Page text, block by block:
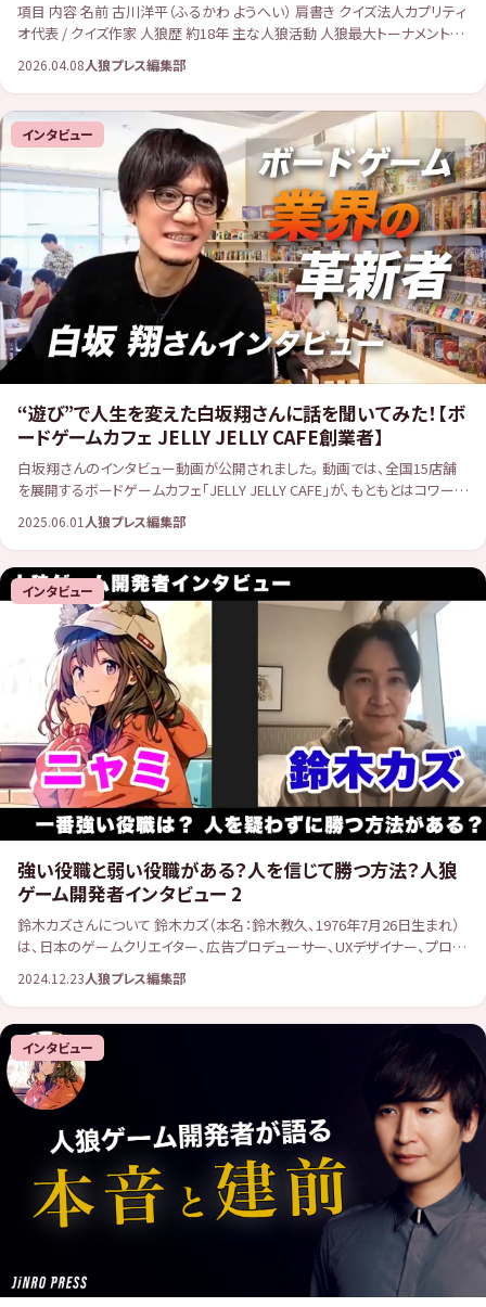
項目 内容 名前 古川洋平（ふるかわ ようへい） 肩書き クイズ法人カプリティ
オ代表 / クイズ作家 人狼歴 約18年 主な人狼活動 人狼最大トーナメント、
人狼クロスノーツ（審査員長）、ガチ狼、おさかな人狼、他 YouT […]
2026.04.08人狼プレス編集部
インタビュー
“遊び”で人生を変えた白坂翔さんに話を聞いてみた！【ボ
ードゲームカフェ JELLY JELLY CAFE創業者】
白坂翔さんのインタビュー動画が公開されました。 動画では、全国15店舗
を展開するボードゲームカフェ「JELLY JELLY CAFE」が、もともとはコワーキ
ングスペースとして始まったという意外なエピソードや、業態転換のき […]
2025.06.01 人狼プレス編集部
インタビュー
強い役職と弱い役職がある？人を信じて勝つ方法？人狼
ゲーム開発者インタビュー 2
鈴木カズさんについて 鈴木カズ（本名：鈴木教久、1976年7月26日生まれ）
は、日本のゲームクリエイター、広告プロデューサー、UXデザイナー、プログ
ラマーとして知られています。青森県出身で、横浜国立大学を卒業後、2008
[…]
2024.12.23人狼プレス編集部
インタビュー